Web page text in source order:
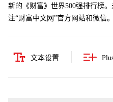
新的《财富》世界500强排行榜
注“财富中文网”官方网站和微信。
文本设置